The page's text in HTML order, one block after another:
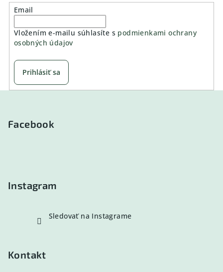
Email
Vložením e-mailu súhlasíte s podmienkami ochrany
osobných údajov
Prihlásiť sa
Facebook
Instagram
Sledovať na Instagrame
Kontakt